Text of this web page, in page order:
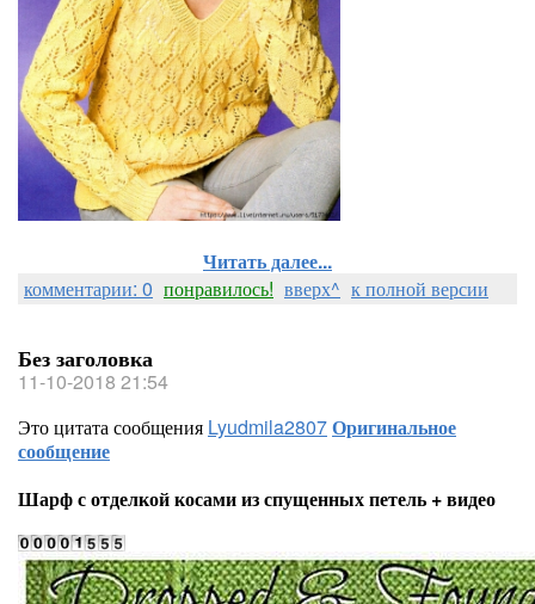
Читать далее...
комментарии: 0 понравилось! вверх^ к полной версии
Без заголовка
11-10-2018 21:54
Это цитата сообщения Lyudmila2807Оригинальное
сообщение
Шарф с отделкой косами из спущенных петель + видео